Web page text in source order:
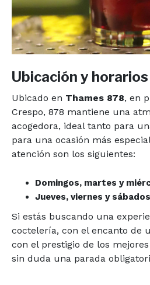
Ubicación y horarios
Ubicado en Thames 878, en
Crespo, 878 mantiene una
acogedora, ideal tanto para
para una ocasión más
atención son los siguientes:
Domingos, martes y
Jueves, viernes y sábados
Si estás buscando una
coctelería, con el encanto de
con el prestigio de los
sin duda una parada